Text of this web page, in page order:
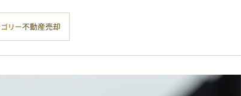
リー不動産売却